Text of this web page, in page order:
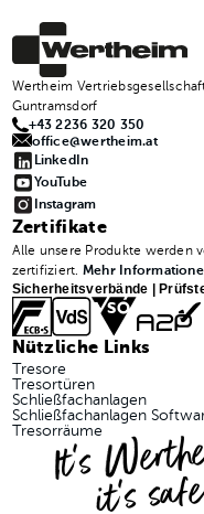
Wertheim
Guntramsdorf
+43 2236 320 350
office@wertheim.at
LinkedIn
YouTube
Instagram
Zertifikate
Alle unsere Produkte werden
zertifiziert. Mehr
Sicherheitsverbände |
Nützliche Links
Tresore
Tresortüren
Schließfachanlagen
Schließfachanlagen
Tresorräume
It's
it's